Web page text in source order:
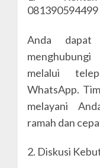
081390594499
Anda dapat
melalui
WhatsApp.
melayani
ramah dan
2. Diskusi